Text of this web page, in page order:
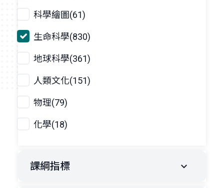
科學繪圖(61)
生命科學(830)
地球科學(361)
人類文化(151)
物理(79)
化學(18)
課綱指標